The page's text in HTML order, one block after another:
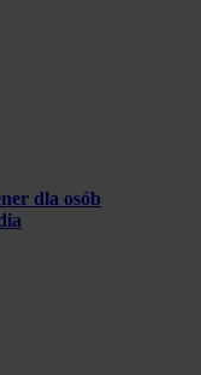
dla osób